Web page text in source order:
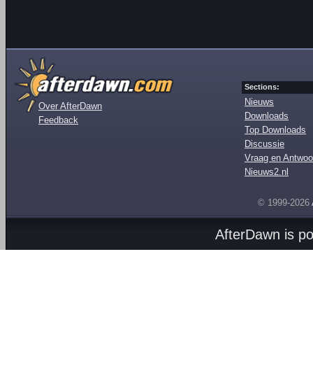
Over AfterDawn
Feedback
Sections:
Nieuws
Downloads
Top Downloads
Discussie
Vraag en
Nieuws2.nl
© 1999-2026
AfterDawn is